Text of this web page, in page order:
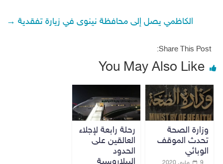
الكاظمي يصل إلى محافظة نينوى في زيارة تفقدية →
Share This Post:
You May Also Like
وزارة الصحة
تحدث الموقف
الوبائي
رحلة رابعة لإجلاء
العالقين على
الحدود